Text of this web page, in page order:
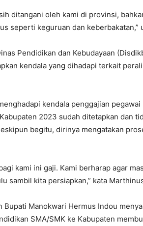
ditangani oleh kami di provinsi,
seperti keguruan dan keberbakatan,”
Pendidikan dan Kebudayaan
kendala yang dihadapi terkait
kendala penggajian
2023 sudah ditetapkan dan
begitu, dirinya mengatakan
kami ini gaji. Kami berharap agar
sambil kita persiapkan,” kata
Bupati Manokwari Hermus Indou
SMA/SMK ke Kabupaten